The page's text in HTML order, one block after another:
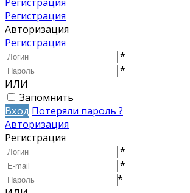
Регистрация
Авторизация
Регистрация
*
*
ИЛИ
Запомнить
Вход Потеряли пароль ?
Авторизация
Регистрация
*
*
*